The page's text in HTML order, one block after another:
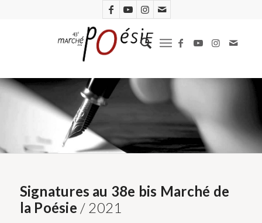
Signatures au 38e bis Marché de
la Poésie / 2021